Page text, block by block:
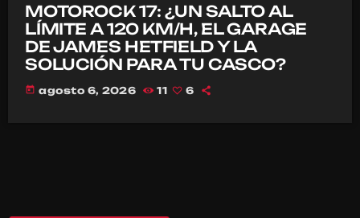
MOTOROCK 17: ¿UN SALTO AL
LÍMITE A 120 KM/H, EL GARAGE
DE JAMES HETFIELD Y LA
SOLUCIÓN PARA TU CASCO?
today agosto 6, 2026 11 6